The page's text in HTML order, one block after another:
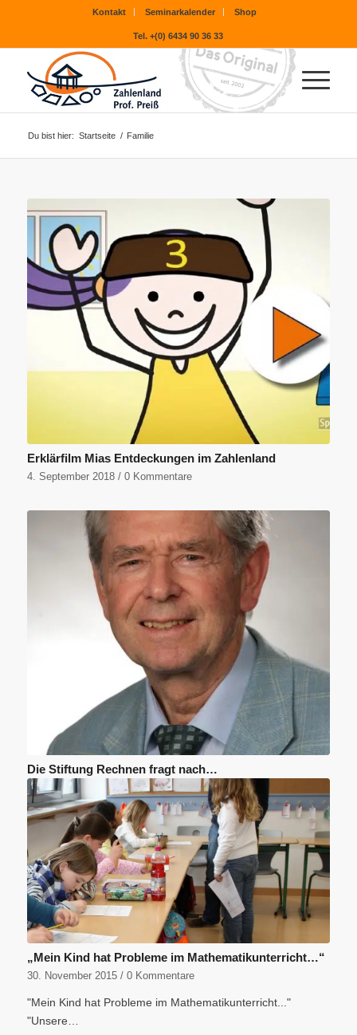
Kontakt Seminarkalender Shop
Tel. +(0) 6434 90 36 33
Du bist hier: Startseite / Familie
Erklärfilm Mias Entdeckungen im Zahlenland
4. September 2018 / 0 Kommentare
Die Stiftung Rechnen fragt nach…
„Mein Kind hat Probleme im Mathematikunterricht…“
30. November 2015 / 0 Kommentare
"Mein Kind hat Probleme im Mathematikunterricht..."
"Unsere…